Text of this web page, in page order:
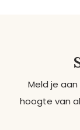
Meld je
hoogte van